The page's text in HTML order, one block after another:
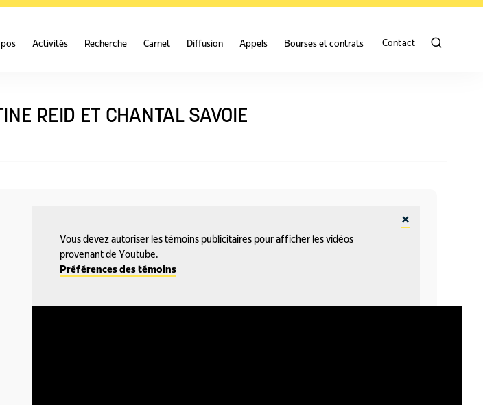
Activités Recherche Carnet Diffusion Appels Bourses et contrats Contact
REID ET CHANTAL SAVOIE
Vous devez autoriser les témoins publicitaires pour afficher les vidéos
provenant de Youtube.
Préférences des témoins